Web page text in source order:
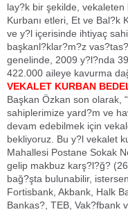
lay?k bir şekilde, vekaleten
Kurbanı etleri, Et ve Bal?k
ve y?l içerisinde ihtiyaç
başkanl?klar?m?z
genelinde, 2009 y?l?nda
422.000 aileye kavurma
VEKALET KURBAN
Başkan Özkan son olarak,
sahiplerimize yard?m ve
devam edebilmek için
bekliyoruz. Bu y?l vekalet
Mahallesi Postane Sokak
gelip makbuz karş?l?ğ?
bağ?şta bulunabilir,
Fortisbank, Akbank, Halk
Bankas?, TEB, Vak?fbank